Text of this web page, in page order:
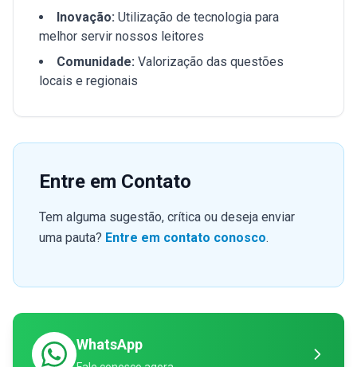
Inovação: Utilização de tecnologia para
melhor servir nossos leitores
Comunidade: Valorização das questões
locais e regionais
Entre em Contato
Tem alguma sugestão, crítica ou deseja enviar
uma pauta? Entre em contato conosco.
WhatsApp